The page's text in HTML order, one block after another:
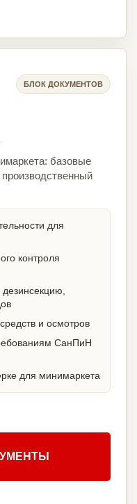
БЛОК ДОКУМЕНТОВ
базовые
для
контроля
и осмотров
СанПиН
для минимаркета